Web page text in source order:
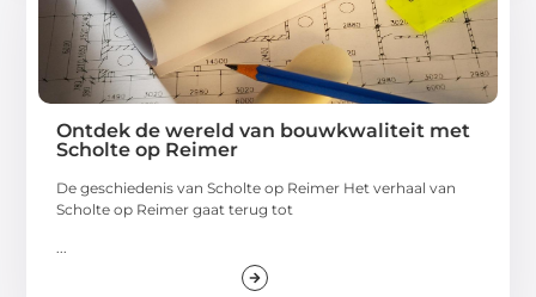
Ontdek de wereld van bouwkwaliteit met
Scholte op Reimer
De geschiedenis van Scholte op Reimer Het verhaal van
Scholte op Reimer gaat terug tot
...